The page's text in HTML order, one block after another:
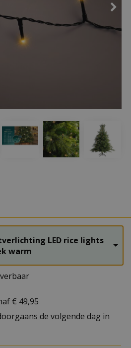
LED rice lights
warm
€ 49,95
de volgende dag in